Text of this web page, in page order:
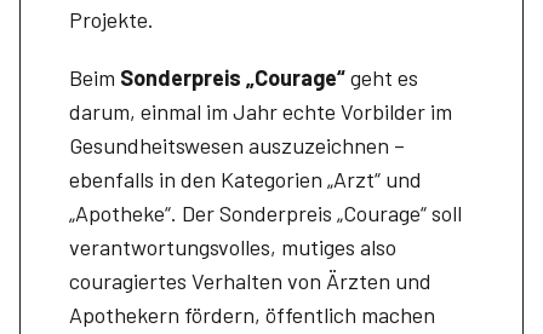
Projekte.
Beim Sonderpreis „Courage“geht es
darum, einmal im Jahr echte Vorbilder im
Gesundheitswesen auszuzeichnen –
ebenfalls in den Kategorien „Arzt“ und
„Apotheke“. Der Sonderpreis „Courage“ soll
verantwortungsvolles, mutiges also
couragiertes Verhalten von Ärzten und
Apothekern fördern, öffentlich machen